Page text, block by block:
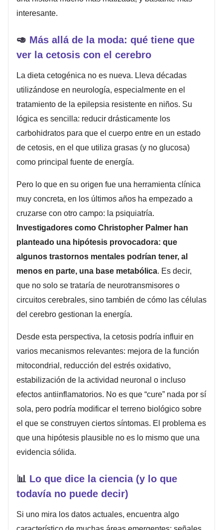
interesante.
🥑 Más allá de la moda: qué tiene que
ver la cetosis con el cerebro
La dieta cetogénica no es nueva. Lleva décadas
utilizándose en neurología, especialmente en el
tratamiento de la epilepsia resistente en niños. Su
lógica es sencilla: reducir drásticamente los
carbohidratos para que el cuerpo entre en un estado
de cetosis, en el que utiliza grasas (y no glucosa)
como principal fuente de energía.
Pero lo que en su origen fue una herramienta clínica
muy concreta, en los últimos años ha empezado a
cruzarse con otro campo: la psiquiatría.
Investigadores como Christopher Palmer han
planteado una hipótesis provocadora: que
algunos trastornos mentales podrían tener, al
menos en parte, una base metabólica. Es decir,
que no solo se trataría de neurotransmisores o
circuitos cerebrales, sino también de cómo las células
del cerebro gestionan la energía.
Desde esta perspectiva, la cetosis podría influir en
varios mecanismos relevantes: mejora de la función
mitocondrial, reducción del estrés oxidativo,
estabilización de la actividad neuronal o incluso
efectos antiinflamatorios. No es que “cure” nada por sí
sola, pero podría modificar el terreno biológico sobre
el que se construyen ciertos síntomas. El problema es
que una hipótesis plausible no es lo mismo que una
evidencia sólida.
📊 Lo que dice la ciencia (y lo que
todavía no puede decir)
Si uno mira los datos actuales, encuentra algo